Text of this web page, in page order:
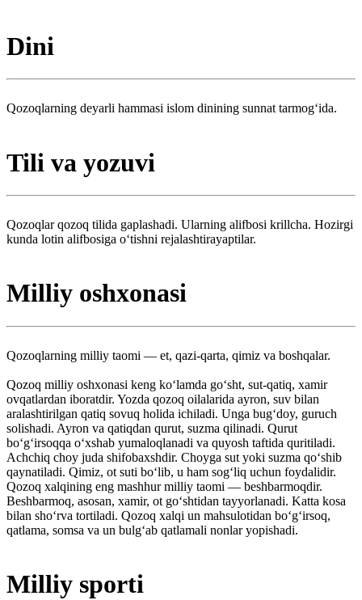
Dini
Qozoqlarning deyarli hammasi islom dinining sunnat tarmogʻida.
Tili va yozuvi
Qozoqlar qozoq tilida gaplashadi. Ularning alifbosi krillcha. Hozirgi
kunda lotin alifbosiga oʻtishni rejalashtirayaptilar.
Milliy oshxonasi
Qozoqlarning milliy taomi — et, qazi-qarta, qimiz va boshqalar.
Qozoq milliy oshxonasi keng koʻlamda goʻsht, sut-qatiq, xamir
ovqatlardan iboratdir. Yozda qozoq oilalarida ayron, suv bilan
aralashtirilgan qatiq sovuq holida ichiladi. Unga bugʻdoy, guruch
solishadi. Ayron va qatiqdan qurut, suzma qilinadi. Qurut
boʻgʻirsoqqa oʻxshab yumaloqlanadi va quyosh taftida quritiladi.
Achchiq choy juda shifobaxshdir. Choyga sut yoki suzma qoʻshib
qaynatiladi. Qimiz, ot suti boʻlib, u ham sogʻliq uchun foydalidir.
Qozoq xalqining eng mashhur milliy taomi — beshbarmoqdir.
Beshbarmoq, asosan, xamir, ot goʻshtidan tayyorlanadi. Katta kosa
bilan shoʻrva tortiladi. Qozoq xalqi un mahsulotidan boʻgʻirsoq,
qatlama, somsa va un bulgʻab qatlamali nonlar yopishadi.
Milliy sporti